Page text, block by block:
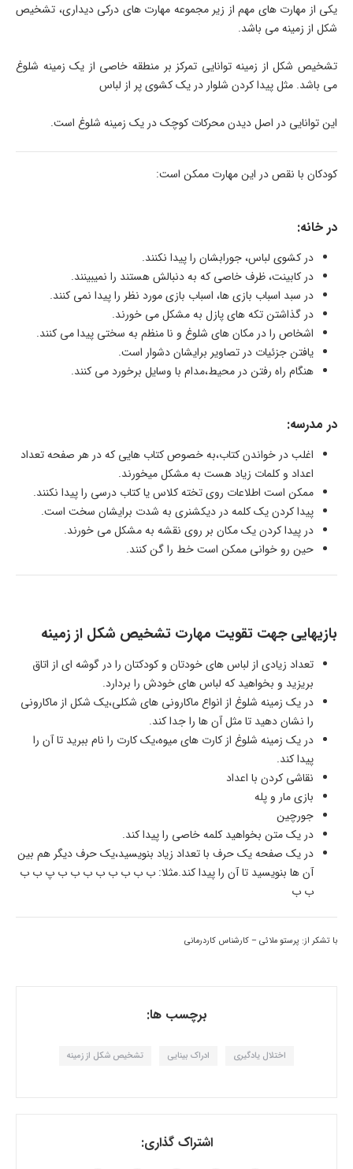
یکی از مهارت های مهم از زیر مجموعه مهارت های درکی ديداری، تشخیص
شکل از زمینه می باشد.
تشخیص شکل از زمینه توانایی تمرکز بر منطقه خاصی از یک زمینه شلوغ
می باشد. مثل پیدا کردن شلوار در یک کشوی پر از لباس
این توانایی در اصل دیدن محرکات کوچک در یک زمینه شلوغ است.
کودکان با نقص در این مهارت ممکن است:
در خانه:
در کشوی لباس، جورابشان را پیدا نکنند.
در کابینت، ظرف خاصی که به دنبالش هستند را نمیبینند.
در سبد اسباب بازی ها، اسباب بازی مورد نظر را پیدا نمی کنند.
در گذاشتن تکه های پازل به مشکل می خورند.
اشخاص را در مکان های شلوغ و نا منظم به سختی پیدا می کنند.
یافتن جزئیات در تصاویر برایشان دشوار است.
هنگام راه رفتن در محیط،مدام با وسایل برخورد می کنند.
در مدرسه:
اغلب در خواندن کتاب،به خصوص کتاب هایی که در هر صفحه تعداد
اعداد و کلمات زیاد هست به مشکل میخورند.
ممکن است اطلاعات روی تخته کلاس یا کتاب درسی را پیدا نکنند.
پیدا کردن یک کلمه در دیکشنری به شدت برایشان سخت است.
در پیدا کردن یک مکان بر روی نقشه به مشکل می خورند.
حین رو خوانی ممکن است خط را گن کنند.
بازیهایی جهت تقویت مهارت تشخیص شکل از زمینه
تعداد زیادی از لباس های خودتان و کودکتان را در گوشه ای از اتاق
بریزید و بخواهید که لباس های خودش را بردارد.
در یک زمینه شلوغ از انواع ماکارونی های شکلی،یک شکل از ماکارونی
را نشان دهید تا مثل آن ها را جدا کند.
در یک زمینه شلوغ از کارت های میوه،یک کارت را نام ببرید تا آن را
پیدا کند.
نقاشی کردن با اعداد
بازی مار و پله
جورچین
در یک متن بخواهید کلمه خاصی را پیدا کند.
در یک صفحه یک حرف با تعداد زیاد بنویسید،یک حرف دیگر هم بین
آن ها بنویسید تا آن را پیدا کند.مثلا: ب ب ب ب ب ب ب ب پ ب ب
ب ب
با تشکر از: پرستو ملائی – کارشناس کاردرمانی
برچسب ها:
اختلال یادگیری ادراک بینایی تشخیص شکل از زمینه
اشتراک گذاری: